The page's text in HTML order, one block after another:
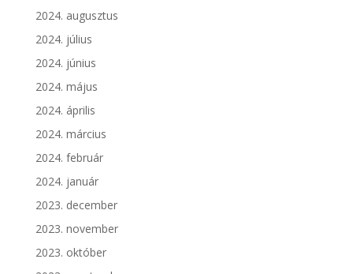
2024. augusztus
2024. július
2024. június
2024. május
2024. április
2024. március
2024. február
2024. január
2023. december
2023. november
2023. október